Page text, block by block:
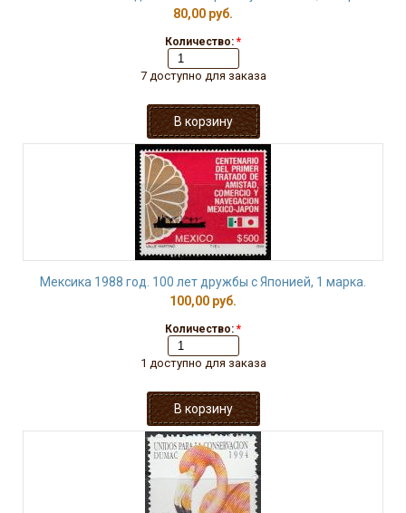
80,00 руб.
Количество: *
7 доступно для заказа
Мексика 1988 год. 100 лет дружбы с Японией, 1 марка.
100,00 руб.
Количество: *
1 доступно для заказа